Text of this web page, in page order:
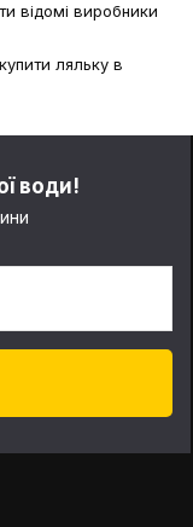
відомі виробники
ляльку в
й іншу
одяг, аксесуари,
розміру.
емоції
масштабу
Замовляйте
води!